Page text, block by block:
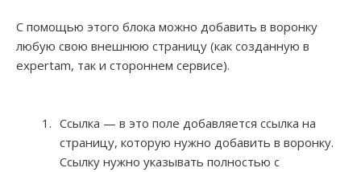
С помощью этого блока можно добавить в воронку
любую свою внешнюю страницу (как созданную в
expertam, так и стороннем сервисе).
Ссылка — в это поле добавляется ссылка на
страницу, которую нужно добавить в воронку.
Ссылку нужно указывать полностью с